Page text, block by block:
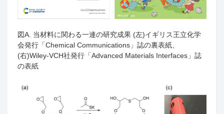
図A. 当材料に関わる一連の研究成果 (左)イギリス王立化学
会発行「Chemical Communications 」誌の裏表紙、
(右)Wiley-VCH社発行「Advanced Materials Interfaces 」誌
の表紙